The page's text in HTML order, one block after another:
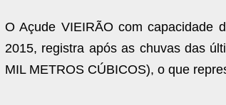
O Açude VIEIRÃO com capacidade
2015, registra após as chuvas das
MIL METROS CÚBICOS), o que